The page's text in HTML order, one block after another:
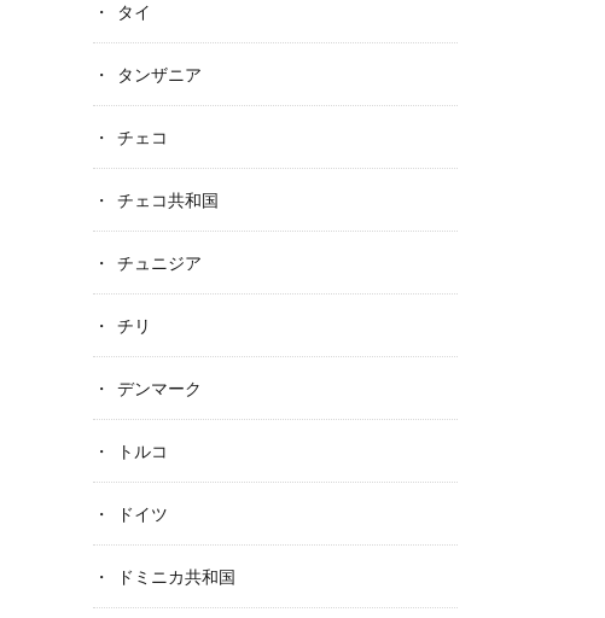
タイ
タンザニア
チェコ
チェコ共和国
チュニジア
チリ
デンマーク
トルコ
ドイツ
ドミニカ共和国